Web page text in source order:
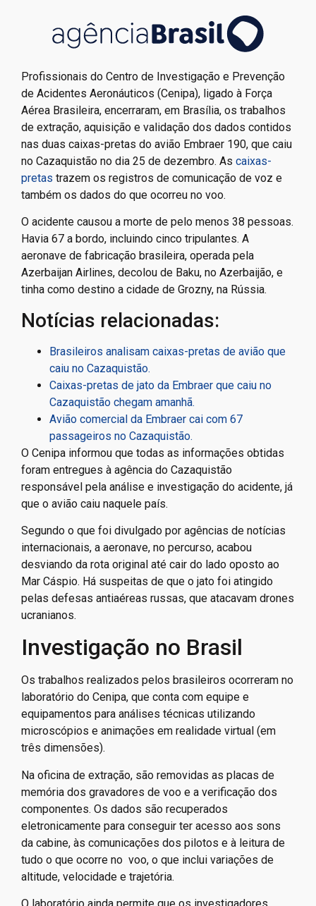
Profissionais do Centro de Investigação e Prevenção
de Acidentes Aeronáuticos (Cenipa), ligado à Força
Aérea Brasileira, encerraram, em Brasília, os trabalhos
de extração, aquisição e validação dos dados contidos
nas duas caixas-pretas do avião Embraer 190, que caiu
no Cazaquistão no dia 25 de dezembro. As caixas-
pretas trazem os registros de comunicação de voz e
também os dados do que ocorreu no voo.
O acidente causou a morte de pelo menos 38 pessoas.
Havia 67 a bordo, incluindo cinco tripulantes. A
aeronave de fabricação brasileira, operada pela
Azerbaijan Airlines, decolou de Baku, no Azerbaijão, e
tinha como destino a cidade de Grozny, na Rússia.
Notícias relacionadas:
Brasileiros analisam caixas-pretas de avião que
caiu no Cazaquistão.
Caixas-pretas de jato da Embraer que caiu no
Cazaquistão chegam amanhã.
Avião comercial da Embraer cai com 67
passageiros no Cazaquistão.
O Cenipa informou que todas as informações obtidas
foram entregues à agência do Cazaquistão
responsável pela análise e investigação do acidente, já
que o avião caiu naquele país.
Segundo o que foi divulgado por agências de notícias
internacionais, a aeronave, no percurso, acabou
desviando da rota original até cair do lado oposto ao
Mar Cáspio. Há suspeitas de que o jato foi atingido
pelas defesas antiaéreas russas, que atacavam drones
ucranianos.
Investigação no Brasil
Os trabalhos realizados pelos brasileiros ocorreram no
laboratório do Cenipa, que conta com equipe e
equipamentos para análises técnicas utilizando
microscópios e animações em realidade virtual (em
três dimensões).
Na oficina de extração, são removidas as placas de
memória dos gravadores de voo e a verificação dos
componentes. Os dados são recuperados
eletronicamente para conseguir ter acesso aos sons
da cabine, às comunicações dos pilotos e à leitura de
tudo o que ocorre no voo, o que inclui variações de
altitude, velocidade e trajetória.